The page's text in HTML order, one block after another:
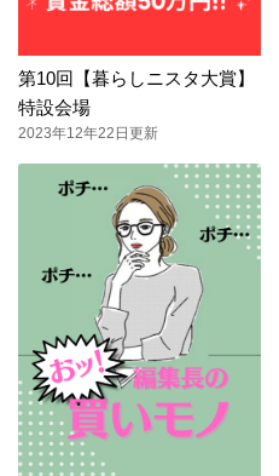
第10回【暮らしニスタ大賞】
特設会場
2023年12年22日更新